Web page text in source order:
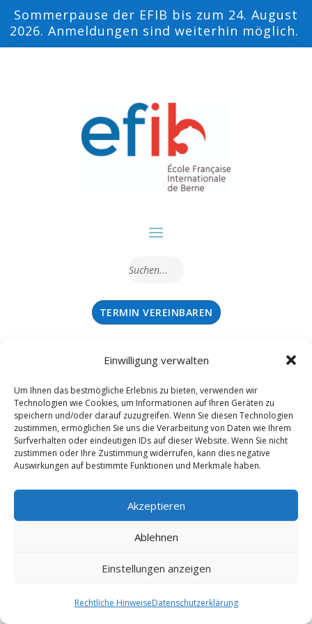
Einwilligung verwalten
Um Ihnen das bestmögliche Erlebnis zu bieten, verwenden wir
Technologien wie Cookies, um Informationen auf Ihren Geräten zu
speichern und/oder darauf zuzugreifen. Wenn Sie diesen Technologien
zustimmen, ermöglichen Sie uns die Verarbeitung von Daten wie Ihrem
Surfverhalten oder eindeutigen IDs auf dieser Website. Wenn Sie nicht
zustimmen oder Ihre Zustimmung widerrufen, kann dies negative
Auswirkungen auf bestimmte Funktionen und Merkmale haben.
Akzeptieren
Ablehnen
Einstellungen anzeigen
Rechtliche HinweiseDatenschutzerklärung
Sommerpause der EFIB bis zum 24. August
2026. Anmeldungen sind weiterhin möglich.
TERMIN VEREINBAREN
ANMELDEN
Pädagogik-Eltern
Rechtliche Hinweise